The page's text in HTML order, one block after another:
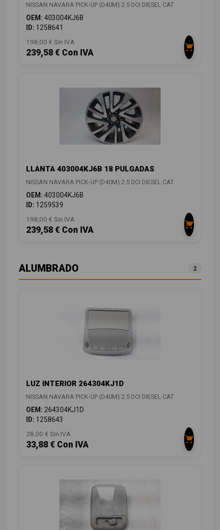
NISSAN NAVARA PICK-UP (D40M) 2.5 DCI DIESEL CAT
OEM: 403004KJ6B
ID: 1258641
198,00 € Sin IVA
239,58 € Con IVA
LLANTA 403004KJ6B 18 PULGADAS
NISSAN NAVARA PICK-UP (D40M) 2.5 DCI DIESEL CAT
OEM: 403004KJ6B
ID: 1259539
198,00 € Sin IVA
239,58 € Con IVA
ALUMBRADO 2
LUZ INTERIOR 264304KJ1D
NISSAN NAVARA PICK-UP (D40M) 2.5 DCI DIESEL CAT
OEM: 264304KJ1D
ID: 1258643
28,00 € Sin IVA
33,88 € Con IVA